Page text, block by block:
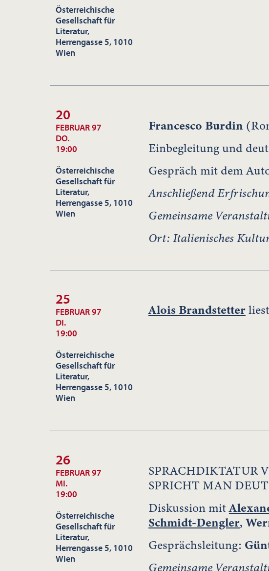
Österreichische
Gesellschaft für
Literatur,
Herrengasse 5, 1010
Wien
20
FEBRUAR 97
DO.
19:00
Österreichische
Gesellschaft für
Literatur,
Herrengasse 5, 1010
Wien
Francesco Burdin
Einbegleitung und
Gespräch mit dem
Anschließend
Gemeinsame
Ort: Italienisches
25
FEBRUAR 97
DI.
19:00
Österreichische
Gesellschaft für
Literatur,
Herrengasse 5, 1010
Wien
Alois Brandstetter
26
FEBRUAR 97
MI.
19:00
Österreichische
Gesellschaft für
Literatur,
Herrengasse 5, 1010
Wien
SPRACHDIKTATUR
SPRICHT MAN
Diskussion mit
Schmidt-Dengler,
Gesprächsleitung: